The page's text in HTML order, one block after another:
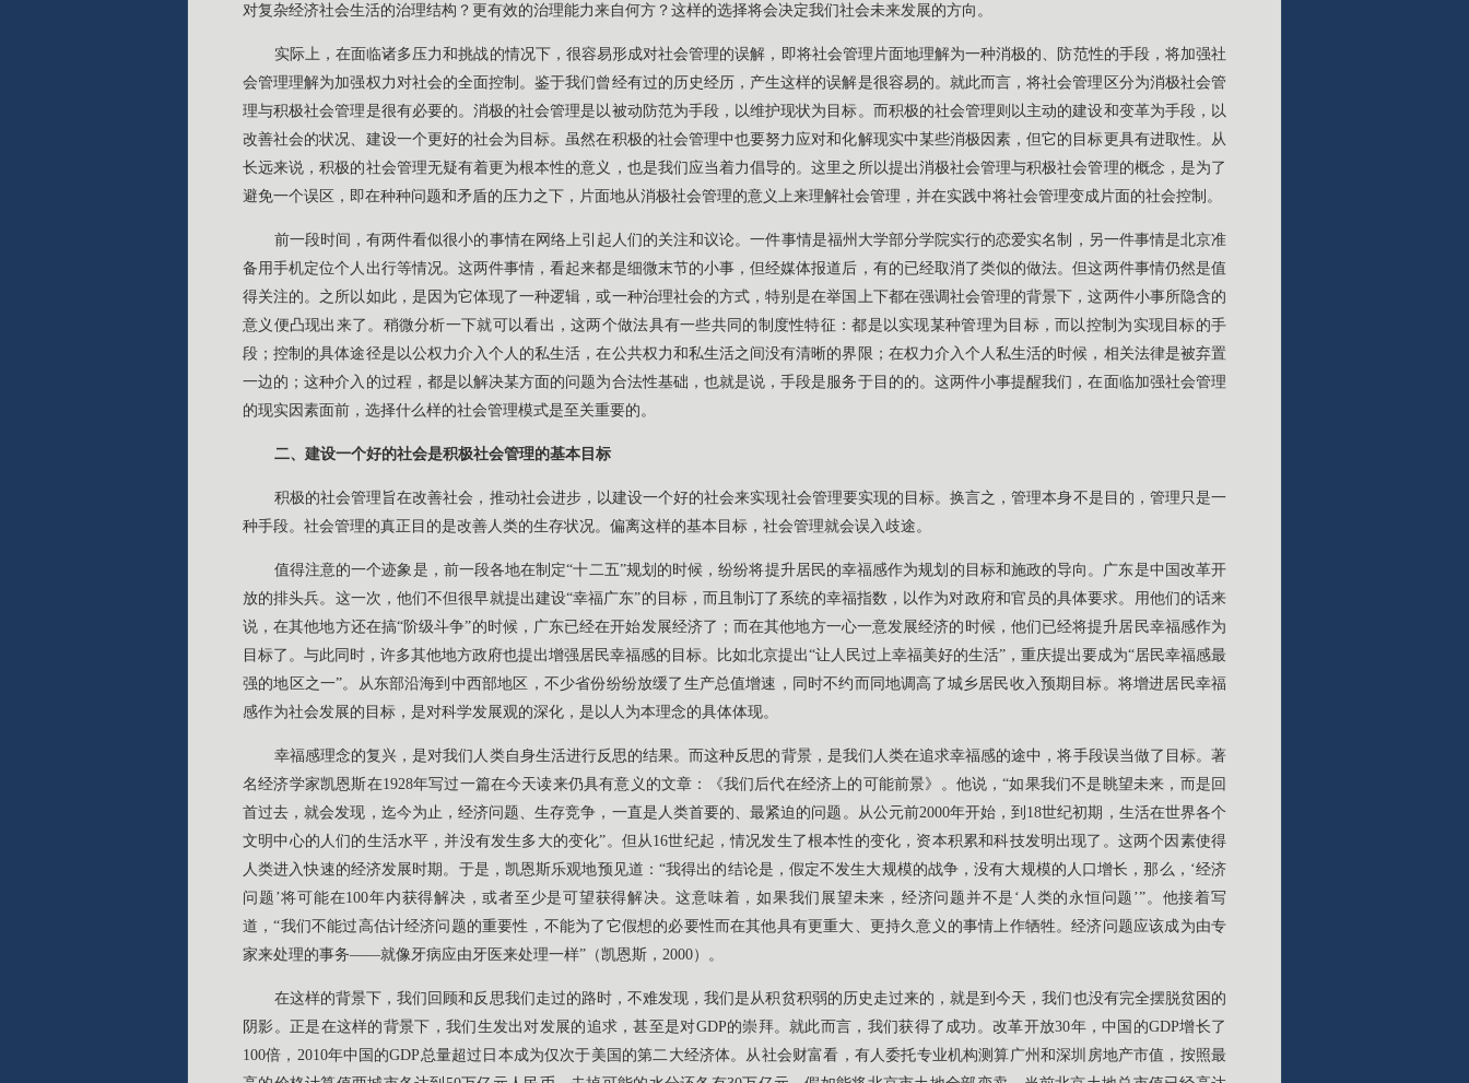
对复杂经济社会生活的治理结构？更有效的治理能力来自何方？这样的选择将会决定我们社会未来发展的方向。
实际上，在面临诸多压力和挑战的情况下，很容易形成对社会管理的误解，即将社会管理片面地理解为一种消极的、防范性的手段，将加强社
会管理理解为加强权力对社会的全面控制。鉴于我们曾经有过的历史经历，产生这样的误解是很容易的。就此而言，将社会管理区分为消极社会管
理与积极社会管理是很有必要的。消极的社会管理是以被动防范为手段，以维护现状为目标。而积极的社会管理则以主动的建设和变革为手段，以
改善社会的状况、建设一个更好的社会为目标。虽然在积极的社会管理中也要努力应对和化解现实中某些消极因素，但它的目标更具有进取性。从
长远来说，积极的社会管理无疑有着更为根本性的意义，也是我们应当着力倡导的。这里之所以提出消极社会管理与积极社会管理的概念，是为了
避免一个误区，即在种种问题和矛盾的压力之下，片面地从消极社会管理的意义上来理解社会管理，并在实践中将社会管理变成片面的社会控制。
前一段时间，有两件看似很小的事情在网络上引起人们的关注和议论。一件事情是福州大学部分学院实行的恋爱实名制，另一件事情是北京准
备用手机定位个人出行等情况。这两件事情，看起来都是细微末节的小事，但经媒体报道后，有的已经取消了类似的做法。但这两件事情仍然是值
得关注的。之所以如此，是因为它体现了一种逻辑，或一种治理社会的方式，特别是在举国上下都在强调社会管理的背景下，这两件小事所隐含的
意义便凸现出来了。稍微分析一下就可以看出，这两个做法具有一些共同的制度性特征：都是以实现某种管理为目标，而以控制为实现目标的手
段；控制的具体途径是以公权力介入个人的私生活，在公共权力和私生活之间没有清晰的界限；在权力介入个人私生活的时候，相关法律是被弃置
一边的；这种介入的过程，都是以解决某方面的问题为合法性基础，也就是说，手段是服务于目的的。这两件小事提醒我们，在面临加强社会管理
的现实因素面前，选择什么样的社会管理模式是至关重要的。
二、建设一个好的社会是积极社会管理的基本目标
积极的社会管理旨在改善社会，推动社会进步，以建设一个好的社会来实现社会管理要实现的目标。换言之，管理本身不是目的，管理只是一
种手段。社会管理的真正目的是改善人类的生存状况。偏离这样的基本目标，社会管理就会误入歧途。
值得注意的一个迹象是，前一段各地在制定“十二五”规划的时候，纷纷将提升居民的幸福感作为规划的目标和施政的导向。广东是中国改革开
放的排头兵。这一次，他们不但很早就提出建设“幸福广东”的目标，而且制订了系统的幸福指数，以作为对政府和官员的具体要求。用他们的话来
说，在其他地方还在搞“阶级斗争”的时候，广东已经在开始发展经济了；而在其他地方一心一意发展经济的时候，他们已经将提升居民幸福感作为
目标了。与此同时，许多其他地方政府也提出增强居民幸福感的目标。比如北京提出“让人民过上幸福美好的生活”，重庆提出要成为“居民幸福感最
强的地区之一”。从东部沿海到中西部地区，不少省份纷纷放缓了生产总值增速，同时不约而同地调高了城乡居民收入预期目标。将增进居民幸福
感作为社会发展的目标，是对科学发展观的深化，是以人为本理念的具体体现。
幸福感理念的复兴，是对我们人类自身生活进行反思的结果。而这种反思的背景，是我们人类在追求幸福感的途中，将手段误当做了目标。著
名经济学家凯恩斯在1928年写过一篇在今天读来仍具有意义的文章：《我们后代在经济上的可能前景》。他说，“如果我们不是眺望未来，而是回
首过去，就会发现，迄今为止，经济问题、生存竞争，一直是人类首要的、最紧迫的问题。从公元前2000年开始，到18世纪初期，生活在世界各个
文明中心的人们的生活水平，并没有发生多大的变化”。但从16世纪起，情况发生了根本性的变化，资本积累和科技发明出现了。这两个因素使得
人类进入快速的经济发展时期。于是，凯恩斯乐观地预见道：“我得出的结论是，假定不发生大规模的战争，没有大规模的人口增长，那么，‘经济
问题’将可能在100年内获得解决，或者至少是可望获得解决。这意味着，如果我们展望未来，经济问题并不是‘人类的永恒问题’”。他接着写
道，“我们不能过高估计经济问题的重要性，不能为了它假想的必要性而在其他具有更重大、更持久意义的事情上作牺牲。经济问题应该成为由专
家来处理的事务——就像牙病应由牙医来处理一样”（凯恩斯，2000）。
在这样的背景下，我们回顾和反思我们走过的路时，不难发现，我们是从积贫积弱的历史走过来的，就是到今天，我们也没有完全摆脱贫困的
阴影。正是在这样的背景下，我们生发出对发展的追求，甚至是对GDP的崇拜。就此而言，我们获得了成功。改革开放30年，中国的GDP增长了
100倍，2010年中国的GDP总量超过日本成为仅次于美国的第二大经济体。从社会财富看，有人委托专业机构测算广州和深圳房地产市值，按照最